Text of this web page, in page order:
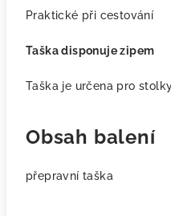
Praktické při cestování
Taška disponuje zipem
Taška je určena pro
Obsah balení
přepravní taška